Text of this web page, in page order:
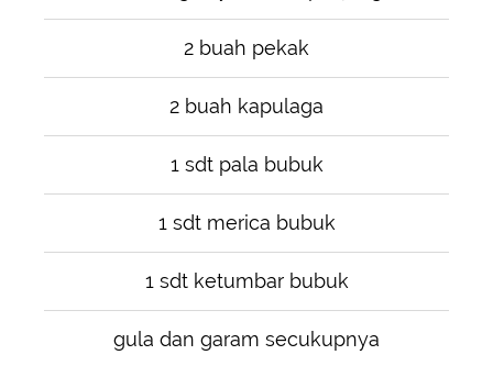
2 buah pekak
2 buah kapulaga
1 sdt pala bubuk
1 sdt merica bubuk
1 sdt ketumbar bubuk
gula dan garam secukupnya